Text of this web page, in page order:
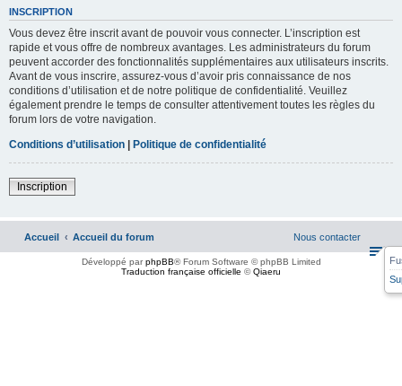
INSCRIPTION
Vous devez être inscrit avant de pouvoir vous connecter. L’inscription est
rapide et vous offre de nombreux avantages. Les administrateurs du forum
peuvent accorder des fonctionnalités supplémentaires aux utilisateurs inscrits.
Avant de vous inscrire, assurez-vous d’avoir pris connaissance de nos
conditions d’utilisation et de notre politique de confidentialité. Veuillez
également prendre le temps de consulter attentivement toutes les règles du
forum lors de votre navigation.
Conditions d’utilisation | Politique de confidentialité
Inscription
Accueil Accueil du forum Nous contacter
Développé parphpBB® Forum Software © phpBB Limited
Traduction française officielle ©Qiaeru